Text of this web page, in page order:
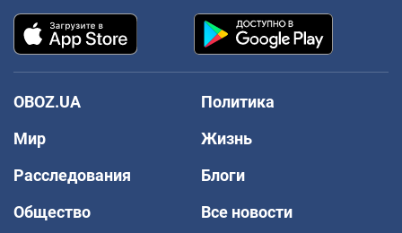
OBOZ.UA
Политика
Мир
Жизнь
Расследования
Блоги
Общество
Все новости